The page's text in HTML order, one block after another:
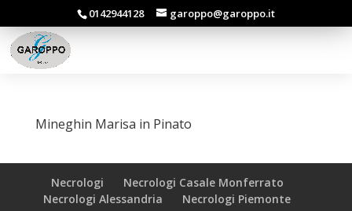
0142944128 garoppo@garoppo.it
Mineghin Marisa in Pinato
Necrologi
Necrologi Casale Monferrato
Necrologi Alessandria
Necrologi Piemonte